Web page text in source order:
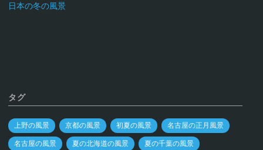
日本の冬の風景
タグ
上野の風景 京都の風景 初夏の風景 名古屋の正月風景
名古屋の風景 夏の北海道の風景 夏の千葉の風景